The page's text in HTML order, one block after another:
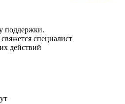
поддержки.
специалист
действий